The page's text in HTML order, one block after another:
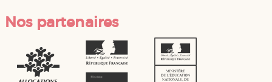
Nos partenaires